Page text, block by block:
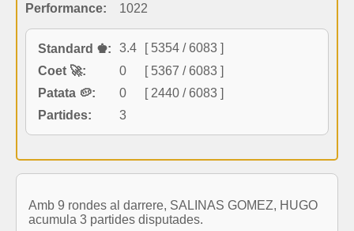
Performance:
1022
Standard ♚: 3.4
[ 5354 / 6083 ]
Coet 🚀:
0
[ 5367 / 6083 ]
Patata 🥔:
0
[ 2440 / 6083 ]
Partides:
3
Amb 9 rondes al darrere, SALINAS GOMEZ, HUGO
acumula 3 partides disputades.